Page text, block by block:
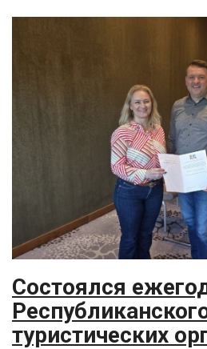
Состоялся
туристических